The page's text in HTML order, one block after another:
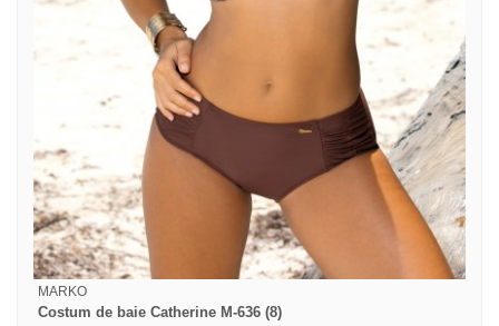
MARKO
Costum de baie Catherine M-636 (8)